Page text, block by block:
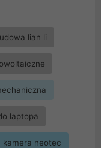
lian li
laptopa
kamera neotec